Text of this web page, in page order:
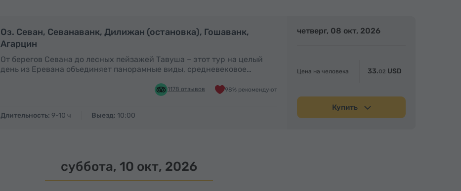
Полный день Полный день
Оз. Севан, Севанаванк, Дилижан (остановка), Гошаванк,
Агарцин
От берегов Севана до лесных пейзажей Тавуша – этот тур на целый
день из Еревана объединяет панорамные виды, средневековое…
1178 отзывов 98% рекомендуют
Длительность: 9-10 ч Выезд: 10:00
четверг, 08 окт, 2026
Цена на человека 33.02 USD
Купить
суббота, 10 окт, 2026